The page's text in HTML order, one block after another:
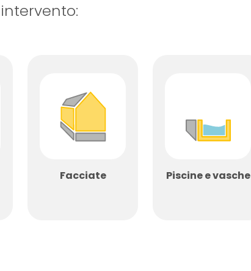
Facciate Piscine e vasche